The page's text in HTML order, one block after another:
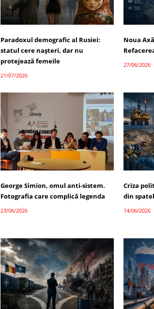
Paradoxul demografic al Rusiei:
statul cere nașteri, dar nu
protejează femeile
21/07/2026
Noua
27/06/2026
George Simion, omul anti-sistem.
Fotografia care complică legenda
23/06/2026
Criza
din
14/06/2026